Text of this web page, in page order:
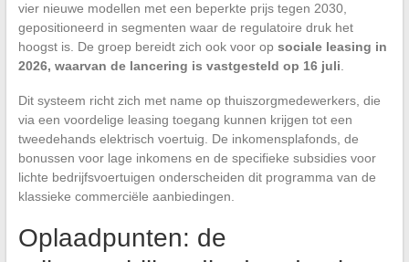
vier nieuwe modellen met een beperkte prijs tegen 2030,
gepositioneerd in segmenten waar de regulatoire druk het
hoogst is. De groep bereidt zich ook voor op sociale leasing in
2026, waarvan de lancering is vastgesteld op 16 juli.
Dit systeem richt zich met name op thuiszorgmedewerkers, die
via een voordelige leasing toegang kunnen krijgen tot een
tweedehands elektrisch voertuig. De inkomensplafonds, de
bonussen voor lage inkomens en de specifieke subsidies voor
lichte bedrijfsvoertuigen onderscheiden dit programma van de
klassieke commerciële aanbiedingen.
Oplaadpunten: de